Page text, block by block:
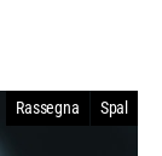
Rassegna Spal